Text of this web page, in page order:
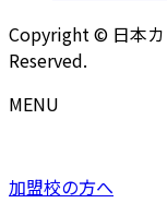
Copyright © 日本
Reserved.
MENU
加盟校の方へ